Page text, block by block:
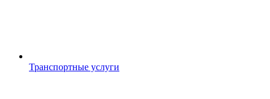
Транспортные услуги